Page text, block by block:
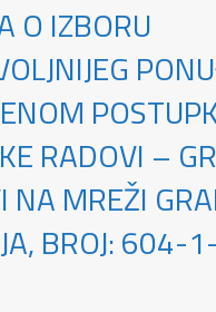
O IZBORU
RADOVI –
NA MREŽI
BROJ: